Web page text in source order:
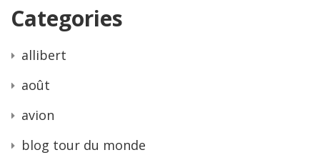
Categories
allibert
août
avion
blog tour du monde